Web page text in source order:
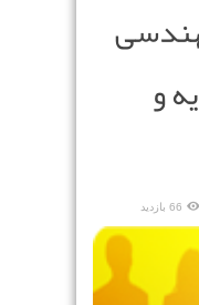
و
66 بازدید